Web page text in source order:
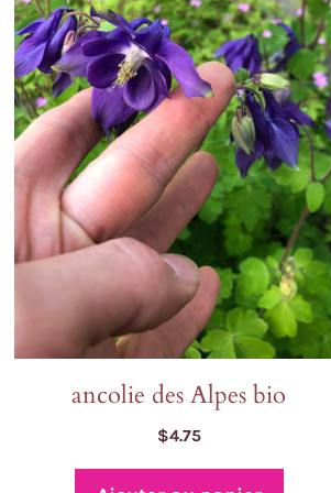
Oreille de lion
Orlaya
Pavots
Pensée sauvage
Petunia
Phacélie
Tagètes
Tournesols
Zinnia
ancolie des Alpes bio
$4.75